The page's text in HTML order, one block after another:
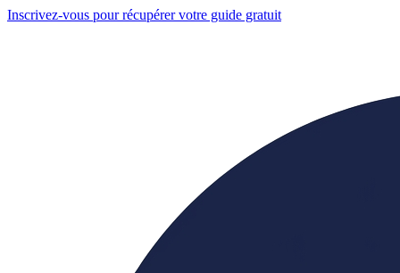
Inscrivez-vous pour récupérer votre guide gratuit